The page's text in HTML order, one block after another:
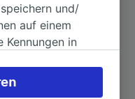
54min
sehen
und/
auf einem
Kennungen in